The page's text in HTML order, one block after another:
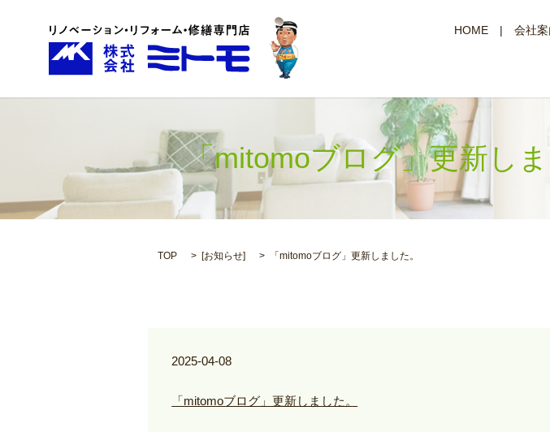
HOME 会社案
「mitomoブログ」更新し
TOP [お知らせ] 「mitomoブログ」更新しました。
2025-04-08
「mitomoブログ」更新しました。